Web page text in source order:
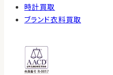
時計買取
ブランド衣料買取